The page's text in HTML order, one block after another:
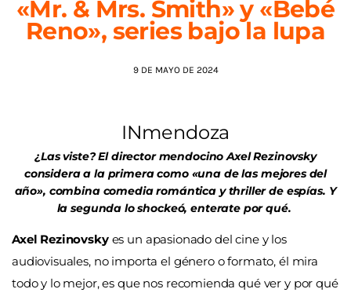
AGENDA
«Mr. & Mrs. Smith» y «Bebé
Reno», series bajo la lupa
9 DE MAYO DE 2024
INmendoza
¿Las viste? El director mendocino Axel Rezinovsky
considera a la primera como «una de las mejores del
año», combina comedia romántica y thriller de espías. Y
la segunda lo shockeó, enterate por qué.
Axel Rezinovskyes un apasionado del cine y los
audiovisuales, no importa el género o formato, él mira
todo y lo mejor, es que nos recomienda qué ver y por qué